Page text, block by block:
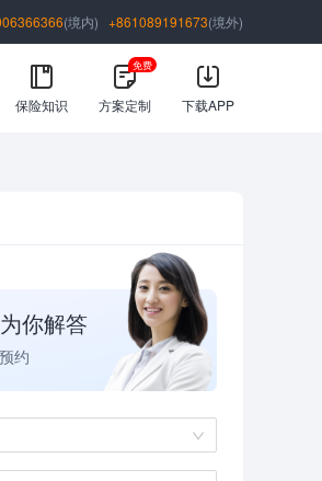
(境内) +861089191673(境外)
保险知识 方案定制
免费
下载APP
你解答
约